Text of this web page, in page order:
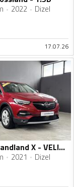
2022 Dizel
17.07.26
Opel - Grandland X - VELIKI SERVIS
2021 Dizel